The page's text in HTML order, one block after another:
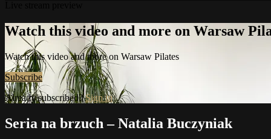
Watch this video and more on Warsaw
Watch this video and more on Warsaw Pilates
Subscribe
Already subscribed?Sign in
Seria na brzuch – Natalia Buczyniak